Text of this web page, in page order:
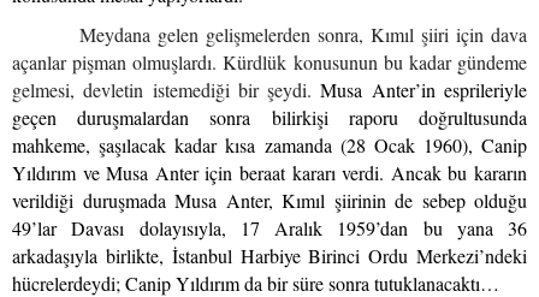
Meydana gelen gelişmelerden sonra, Kımıl şiiri için dava
açanlar pişman olmuşlardı. Kürdlük konusunun bu kadar gündeme
gelmesi, devletin istemediği bir şeydi.Musa Anter’in esprileriyle
geçen duruşmalardan sonra bilirkişi raporu doğrultusunda
mahkeme, şaşılacak kadar kısa zamanda (28 Ocak 1960), Canip
Yıldırım ve Musa Anter için beraat kararı verdi. Ancak bu kararın
verildiği duruşmada Musa Anter, Kımıl şiirinin de sebep olduğu
49’lar Davası dolayısıyla, 17 Aralık 1959’dan bu yana 36
arkadaşıyla birlikte, İstanbul Harbiye Birinci Ordu Merkezi’ndeki
hücrelerdeydi; Canip Yıldırım da bir süre sonra tutuklanacaktı…